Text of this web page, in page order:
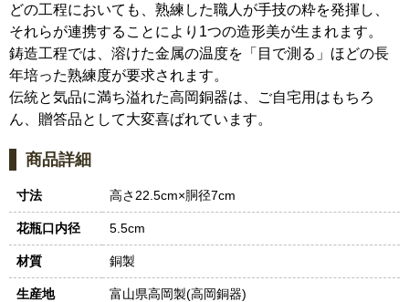
どの工程においても、熟練した職人が手技の粋を発揮し、
それらが連携することにより1つの造形美が生まれます。
鋳造工程では、溶けた金属の温度を「目で測る」ほどの長
年培った熟練度が要求されます。
伝統と気品に満ち溢れた高岡銅器は、ご自宅用はもちろ
ん、贈答品として大変喜ばれています。
商品詳細
寸法 高さ22.5cm×胴径7cm
花瓶口内径 5.5cm
材質 銅製
生産地 富山県高岡製(高岡銅器)